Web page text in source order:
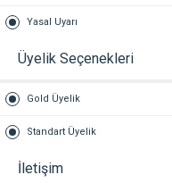
Yasal Uyarı
Üyelik Seçenekleri
Gold Üyelik
Standart Üyelik
İletişim